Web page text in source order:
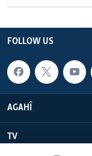
FOLLOW US
AGAHÎ
TV